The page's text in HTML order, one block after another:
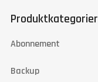
Produktkategorier
Abonnement
Backup